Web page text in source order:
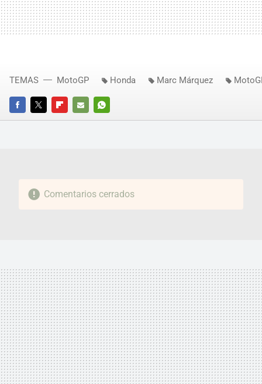
FACEBOOKTWITTERFLIPBOARD
E-
WHATSAPP
TEMAS MotoGP Honda Marc Márquez
Comentarios cerrados